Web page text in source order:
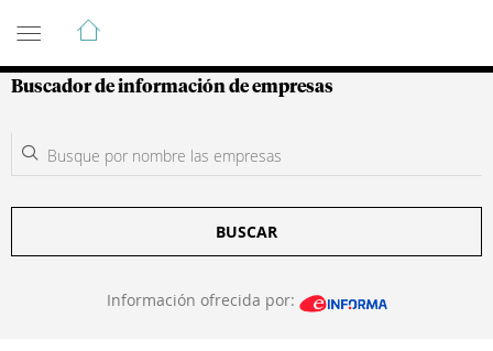
Guía de Empresas Colombianas
Buscador de información de empresas
BUSCAR
Información ofrecida por: